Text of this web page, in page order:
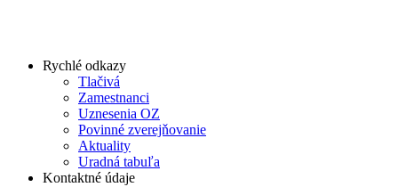
Rychlé odkazy
Tlačivá
Zamestnanci
Uznesenia OZ
Povinné zverejňovanie
Aktuality
Uradná tabuľa
Kontaktné údaje